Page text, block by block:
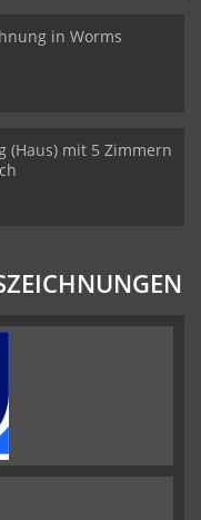
in Worms
(Haus) mit 5 Zimmern